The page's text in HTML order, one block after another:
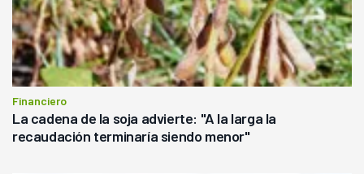
Financiero
La cadena de la soja advierte: "A la larga la
recaudación terminaría siendo menor"